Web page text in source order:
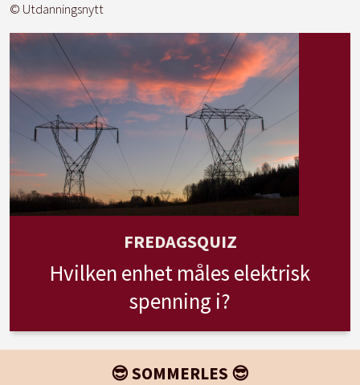
© Utdanningsnytt
FREDAGSQUIZ
Hvilken enhet måles elektrisk
spenning i?
😎 SOMMERLES 😎